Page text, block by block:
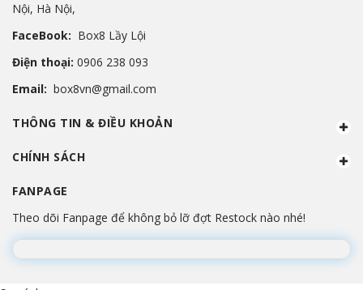
Nội, Hà Nội,
FaceBook: Box8 Lầy Lội
Điện thoại: 0906 238 093
Email: box8vn@gmail.com
THÔNG TIN & ĐIỀU KHOẢN
CHÍNH SÁCH
FANPAGE
Theo dõi Fanpage để không bỏ lỡ đợt Restock nào nhé!
Đang lắp ráp Fanpage...